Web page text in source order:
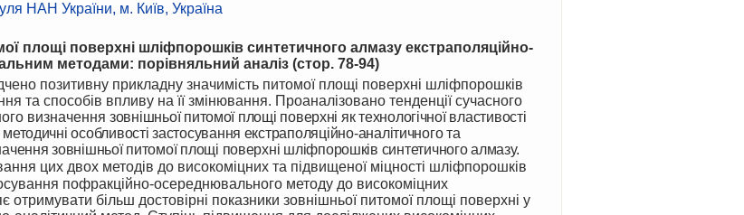
НАН України, м. Київ, Україна
площі поверхні шліфпорошків синтетичного алмазу екстраполяційно-
методами: порівняльний аналіз (стор. 78-94)
та способів впливу на її змінювання. Проаналізовано тенденції сучасного
визначення зовнішньої питомої площі поверхні як технологічної властивості
особливості застосування екстраполяційно-аналітичного та
зовнішньої питомої площі поверхні шліфпорошків синтетичного алмазу.
цих двох методів до високоміцних та підвищеної міцності шліфпорошків
пофракційно-осереднювального методу до високоміцних
більш достовірні показники зовнішньої питомої площі поверхні у